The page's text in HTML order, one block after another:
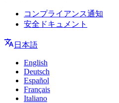
コンプライアンス通知
安全ドキュメント
日本語
English
Deutsch
Español
Français
Italiano